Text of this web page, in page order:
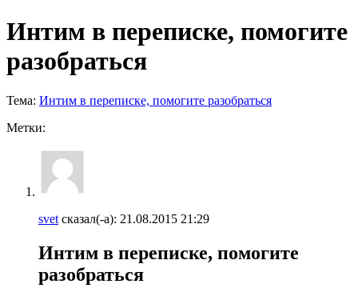
Интим в переписке, помогите
разобраться
Тема: Интим в переписке, помогите разобраться
Метки:
svet сказал(-а): 21.08.2015 21:29
Интим в переписке, помогите
разобраться